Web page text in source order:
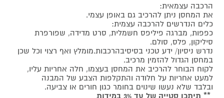
הרכבה עצמאית:
את המחסן ניתן להרכיב גם באופן עצמי.
כלים הנדרשים להרכבה עצמית:
כפפות, מברגה פיליפס חשמלית, סרט מדידה, שפורפרת
סיליקון, פלס, סולם.
נדרש ניסיון/ ידע טכני בסיסיבהרכבות.מומלץ ואף רצוי וכל שכן
במחסן הגדול להזמין מרכיב.
לקוח הבוחר להרכיב את המחסן בעצמו, חלה אחריות עליו,
למעט אחריות על חלודה והתקלפות הצבע של המבנה
ובלבד שלא נעשו שינוים בחומר כגון חורים או צביעה.
** תיתכן סטייה של עד 3% במידות